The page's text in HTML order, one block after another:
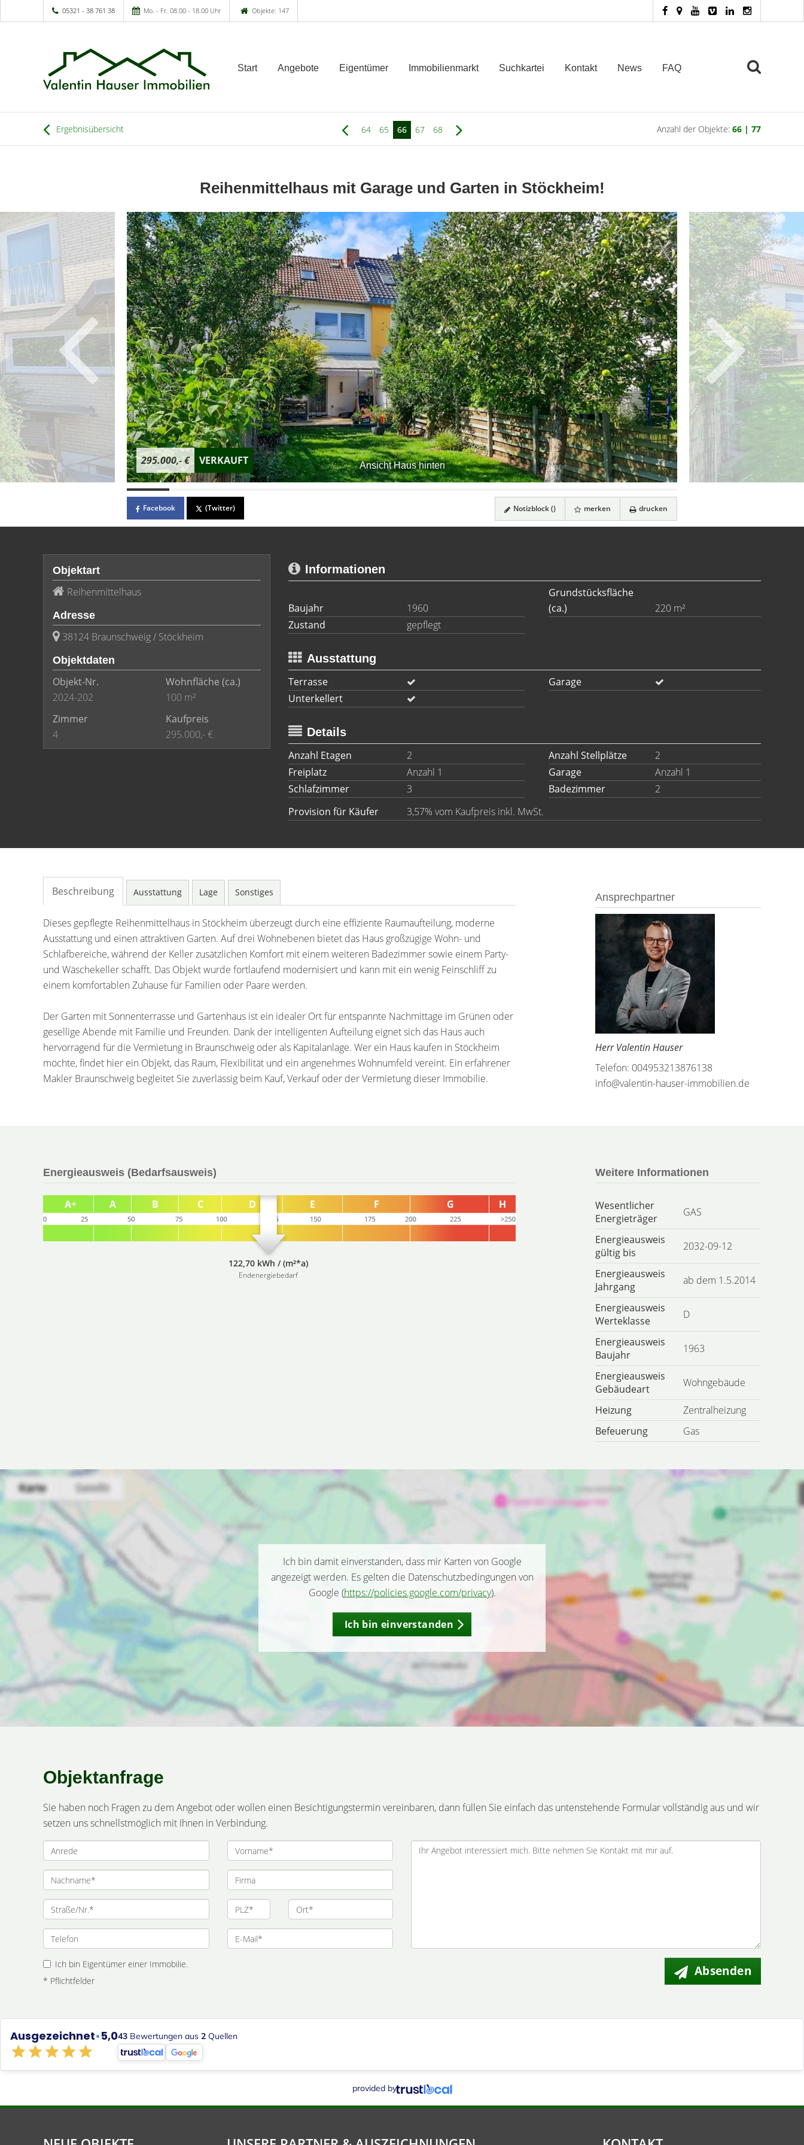
05321 - 38 761 38 Mo. - Fr. 08.00 - 18.00 Uhr Objekte: 147
Start Angebote Eigentümer Immobilienmarkt Suchkartei Kontakt News FAQ
Ergebnisübersicht 64 65 66 67 68 Anzahl der Objekte: 66 | 77
Reihenmittelhaus mit Garage und Garten in Stöckheim!
Ansicht Haus hinten
295.000,- € VERKAUFT
Facebook (Twitter) Notizblock () merken drucken
Objektart
Reihenmittelhaus
Adresse
38124 Braunschweig / Stöckheim
Objektdaten
Objekt-Nr.
2024-202
Wohnfläche (ca.)
100 m²
Zimmer
4
Kaufpreis
295.000,- €
Informationen
Baujahr 1960
Grundstücksfläche
(ca.)
220 m²
Zustand
gepflegt
Ausstattung
Terrasse
Garage
Unterkellert
Details
Anzahl Etagen
2 Anzahl Stellplätze
2
Freiplatz
Anzahl 1 Garage
Anzahl 1
Schlafzimmer
3 Badezimmer
2
Provision für Käufer
3,57% vom Kaufpreis inkl. MwSt.
Beschreibung Ausstattung Lage Sonstiges
Dieses gepflegte Reihenmittelhaus in Stöckheim überzeugt durch eine effiziente Raumaufteilung, moderne
Ausstattung und einen attraktiven Garten. Auf drei Wohnebenen bietet das Haus großzügige Wohn- und
Schlafbereiche, während der Keller zusätzlichen Komfort mit einem weiteren Badezimmer sowie einem Party-
und Wäschekeller schafft. Das Objekt wurde fortlaufend modernisiert und kann mit ein wenig Feinschliff zu
einem komfortablen Zuhause für Familien oder Paare werden.
Der Garten mit Sonnenterrasse und Gartenhaus ist ein idealer Ort für entspannte Nachmittage im Grünen oder
gesellige Abende mit Familie und Freunden. Dank der intelligenten Aufteilung eignet sich das Haus auch
hervorragend für die Vermietung in Braunschweig oder als Kapitalanlage. Wer ein Haus kaufen in Stöckheim
möchte, findet hier ein Objekt, das Raum, Flexibilität und ein angenehmes Wohnumfeld vereint. Ein erfahrener
Makler Braunschweig begleitet Sie zuverlässig beim Kauf, Verkauf oder der Vermietung dieser Immobilie.
Ansprechpartner
Herr Valentin Hauser
Telefon: 004953213876138
info@valentin-hauser-immobilien.de
Energieausweis (Bedarfsausweis)
122,70 kWh / (m²*a)
Endenergiebedarf
Weitere Informationen
Wesentlicher
Energieträger
GAS
Energieausweis
gültig bis
2032-09-12
Energieausweis
Jahrgang
ab dem 1.5.2014
Energieausweis
Werteklasse
D
Energieausweis
Baujahr
1963
Energieausweis
Gebäudeart
Wohngebäude
Heizung
Zentralheizung
Befeuerung
Gas
Ich bin damit einverstanden, dass mir Karten von Google
angezeigt werden. Es gelten die Datenschutzbedingungen von
Google (https://policies.google.com/privacy).
Ich bin einverstanden
Objektanfrage
Sie haben noch Fragen zu dem Angebot oder wollen einen Besichtigungstermin vereinbaren, dann füllen Sie einfach das untenstehende Formular vollständig aus und wir
setzen uns schnellstmöglich mit Ihnen in Verbindung.
Ich bin Eigentümer einer Immobilie.
* Pflichtfelder
Absenden
Ausgezeichnet•5,043 Bewertungen aus 2 Quellen
provided by